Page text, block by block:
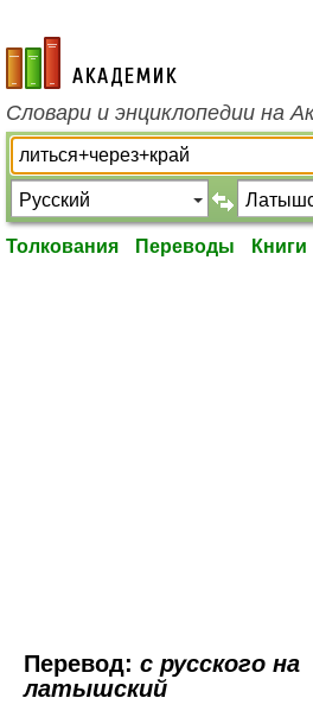
academic.ru
Словари и энциклопедии на
Толкования Переводы Книги
Перевод: с русского на
латышский